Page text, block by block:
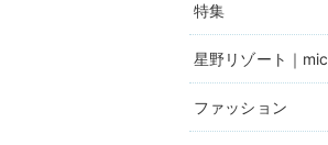
特集
星野リゾート｜
ファッション